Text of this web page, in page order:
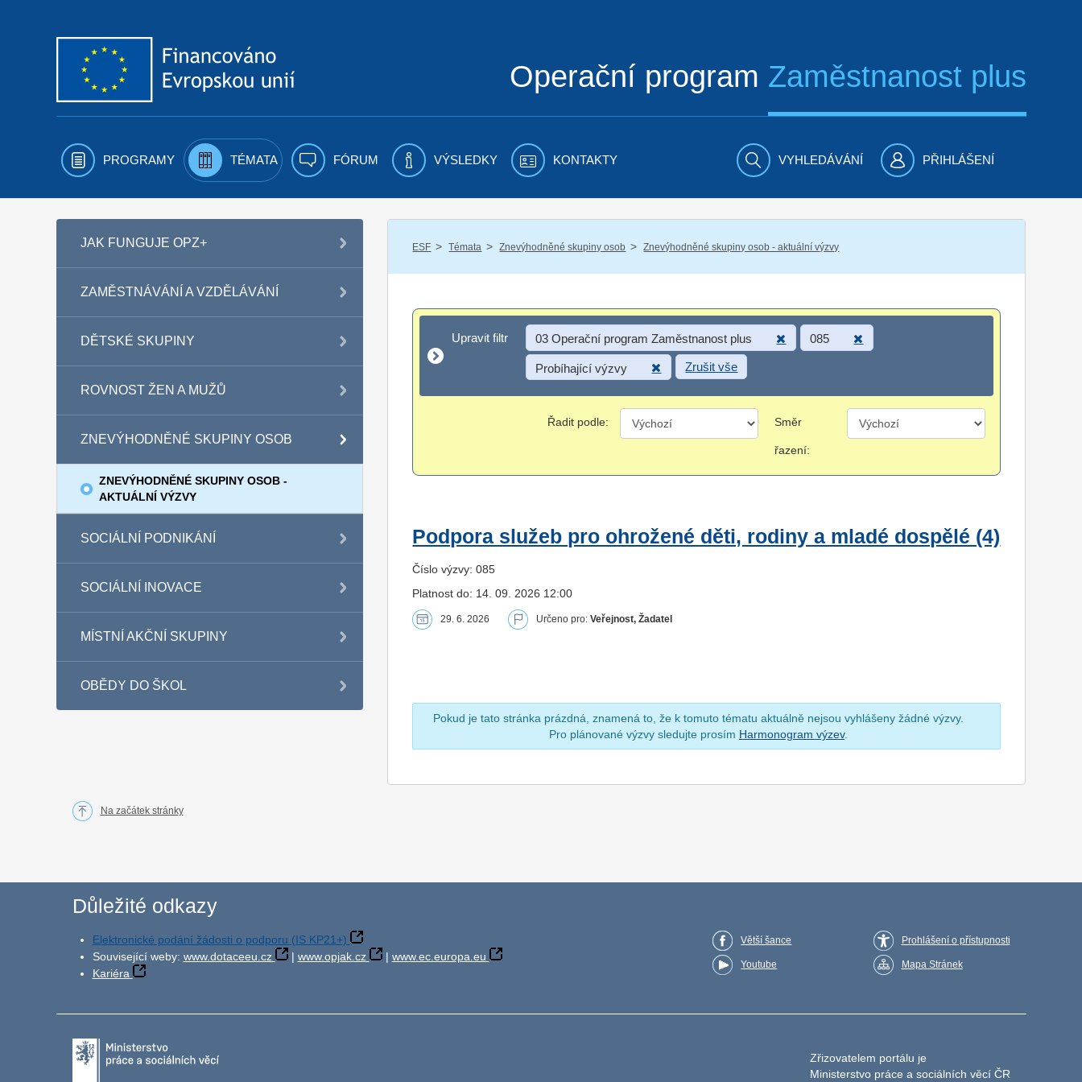
Operační program Zaměstnanost plus
PROGRAMY TÉMATA FÓRUM VÝSLEDKY KONTAKTY VYHLEDÁVÁNÍ PŘIHLÁŠENÍ
JAK FUNGUJE OPZ+
ZAMĚSTNÁVÁNÍ A VZDĚLÁVÁNÍ
DĚTSKÉ SKUPINY
ROVNOST ŽEN A MUŽŮ
ZNEVÝHODNĚNÉ SKUPINY OSOB
ZNEVÝHODNĚNÉ SKUPINY OSOB -
AKTUÁLNÍ VÝZVY
SOCIÁLNÍ PODNIKÁNÍ
SOCIÁLNÍ INOVACE
MÍSTNÍ AKČNÍ SKUPINY
OBĚDY DO ŠKOL
ESF / Témata / Znevýhodněné skupiny osob / Znevýhodněné skupiny osob - aktuální výzvy
Upravit filtr
Upravit filtr 03 Operační program Zaměstnanost plus 085
Probíhající výzvy Zrušit vše
Řadit podle: Směr
řazení:
Podpora služeb pro ohrožené děti, rodiny a mladé dospělé (4)
Číslo výzvy: 085
Platnost do: 14. 09. 2026 12:00
29. 6. 2026 Určeno pro:Veřejnost, Žadatel
Pokud je tato stránka prázdná, znamená to, že k tomuto tématu aktuálně nejsou vyhlášeny žádné výzvy.
Pro plánované výzvy sledujte prosím Harmonogram výzev.
Na začátek stránky
Důležité odkazy
Elektronické podání žádosti o podporu (IS KP21+)
Související weby: www.dotaceeu.cz | www.opjak.cz | www.ec.europa.eu
Kariéra
Větší šance
Youtube
Prohlášení o přístupnosti
Mapa Stránek
Zřizovatelem portálu je
Ministerstvo práce a sociálních věcí ČR